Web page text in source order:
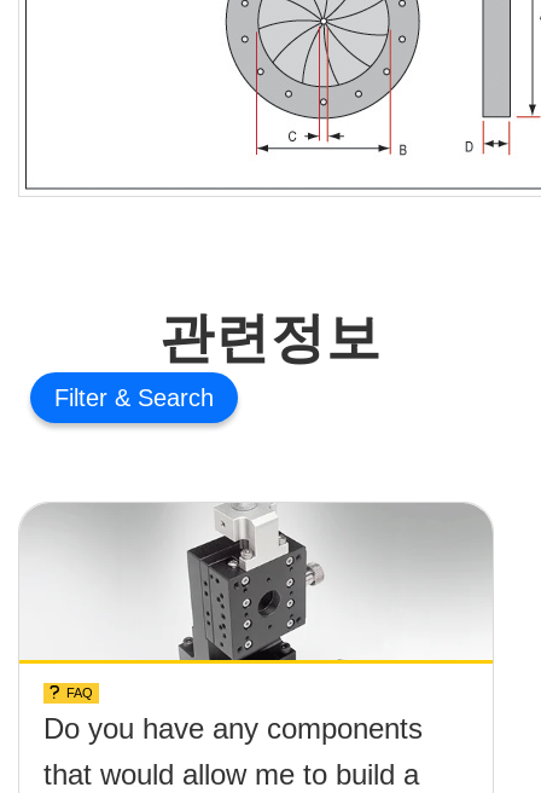
관련정보
Filter
FAQ
Do you have any components
that would allow me to build a